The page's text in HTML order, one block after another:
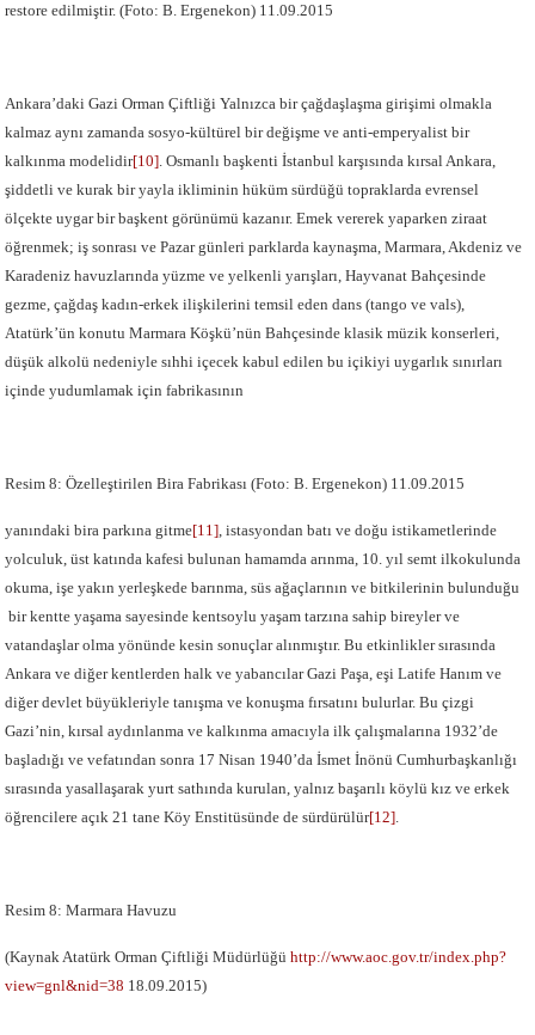
restore edilmiştir. (Foto: B. Ergenekon) 11.09.2015
Ankara’daki Gazi Orman Çiftliği Yalnızca bir çağdaşlaşma girişimi olmakla
kalmaz aynı zamanda sosyo-kültürel bir değişme ve anti-emperyalist bir
kalkınma modelidir[10]. Osmanlı başkenti İstanbul karşısında kırsal Ankara,
şiddetli ve kurak bir yayla ikliminin hüküm sürdüğü topraklarda evrensel
ölçekte uygar bir başkent görünümü kazanır. Emek vererek yaparken ziraat
öğrenmek; iş sonrası ve Pazar günleri parklarda kaynaşma, Marmara, Akdeniz ve
Karadeniz havuzlarında yüzme ve yelkenli yarışları, Hayvanat Bahçesinde
gezme, çağdaş kadın-erkek ilişkilerini temsil eden dans (tango ve vals),
Atatürk’ün konutu Marmara Köşkü’nün Bahçesinde klasik müzik konserleri,
düşük alkolü nedeniyle sıhhi içecek kabul edilen bu içikiyi uygarlık sınırları
içinde yudumlamak için fabrikasının
Resim 8: Özelleştirilen Bira Fabrikası (Foto: B. Ergenekon) 11.09.2015
yanındaki bira parkına gitme[11], istasyondan batı ve doğu istikametlerinde
yolculuk, üst katında kafesi bulunan hamamda arınma, 10. yıl semt ilkokulunda
okuma, işe yakın yerleşkede barınma, süs ağaçlarının ve bitkilerinin bulunduğu
bir kentte yaşama sayesinde kentsoylu yaşam tarzına sahip bireyler ve
vatandaşlar olma yönünde kesin sonuçlar alınmıştır. Bu etkinlikler sırasında
Ankara ve diğer kentlerden halk ve yabancılar Gazi Paşa, eşi Latife Hanım ve
diğer devlet büyükleriyle tanışma ve konuşma fırsatını bulurlar. Bu çizgi
Gazi’nin, kırsal aydınlanma ve kalkınma amacıyla ilk çalışmalarına 1932’de
başladığı ve vefatından sonra 17 Nisan 1940’da İsmet İnönü Cumhurbaşkanlığı
sırasında yasallaşarak yurt sathında kurulan, yalnız başarılı köylü kız ve erkek
öğrencilere açık 21 tane Köy Enstitüsünde de sürdürülür[12].
Resim 8: Marmara Havuzu
(Kaynak Atatürk Orman Çiftliği Müdürlüğühttp://www.aoc.gov.tr/index.php?
view=gnl&nid=38 18.09.2015)